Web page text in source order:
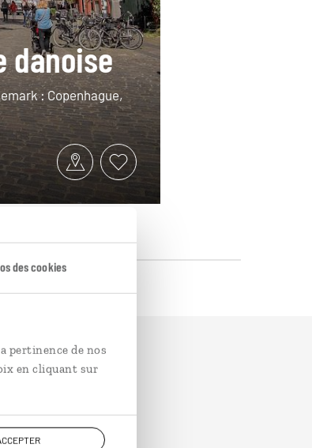
des cookies
pertinence de nos
en cliquant sur
danoise
: Copenhague,